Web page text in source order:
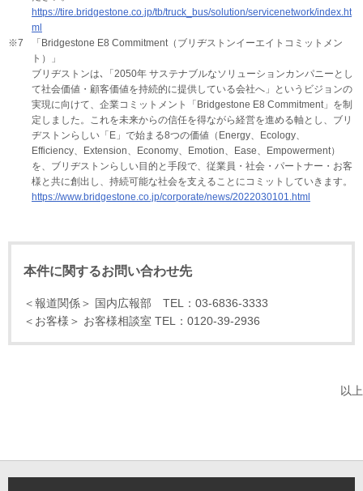
https://tire.bridgestone.co.jp/tb/truck_bus/solution/servicenetwork/index.ht
ml
※7
「Bridgestone E8 Commitment（ブリヂストンイーエイトコミットメン
ト）」
ブリヂストンは､「2050年 サステナブルなソリューションカンパニーとし
て社会価値・顧客価値を持続的に提供している会社へ」というビジョンの
実現に向けて、企業コミットメント「Bridgestone E8 Commitment」を制
定しました。これを未来からの信任を得ながら経営を進める軸とし、ブリ
ヂストンらしい「E」で始まる8つの価値（Energy、Ecology、
Efficiency、Extension、Economy、Emotion、Ease、Empowerment）
を、ブリヂストンらしい目的と手段で、従業員・社会・パートナー・お客
様と共に創出し、持続可能な社会を支えることにコミットしていきます。
https://www.bridgestone.co.jp/corporate/news/2022030101.html
本件に関するお問い合わせ先
＜報道関係＞ 国内広報部 TEL：03-6836-3333
＜お客様＞ お客様相談室 TEL：0120-39-2936
以上